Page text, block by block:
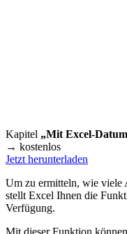
Kapitel „Mit Excel-
→ kostenlos
Jetzt herunterladen
Um zu ermitteln, wie viele
stellt Excel Ihnen die
Verfügung.
Mit dieser Funktion